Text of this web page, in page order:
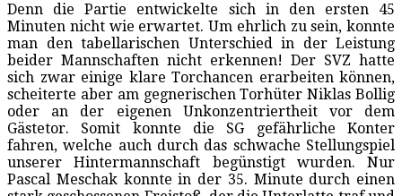
Denn die Partie entwickelte sich in den ersten 45
Minuten nicht wie erwartet. Um ehrlich zu sein, konnte
man den tabellarischen Unterschied in der Leistung
beider Mannschaften nicht erkennen! Der SVZ hatte
sich zwar einige klare Torchancen erarbeiten können,
scheiterte aber am gegnerischen Torhüter Niklas Bollig
oder an der eigenen Unkonzentriertheit vor dem
Gästetor. Somit konnte die SG gefährliche Konter
fahren, welche auch durch das schwache Stellungspiel
unserer Hintermannschaft begünstigt wurden. Nur
Pascal Meschak konnte in der 35. Minute durch einen